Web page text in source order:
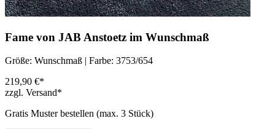
Fame von JAB Anstoetz im Wunschmaß
Größe: Wunschmaß | Farbe: 3753/654
219,90 €*
zzgl. Versand*
Gratis Muster bestellen (max. 3 Stück)